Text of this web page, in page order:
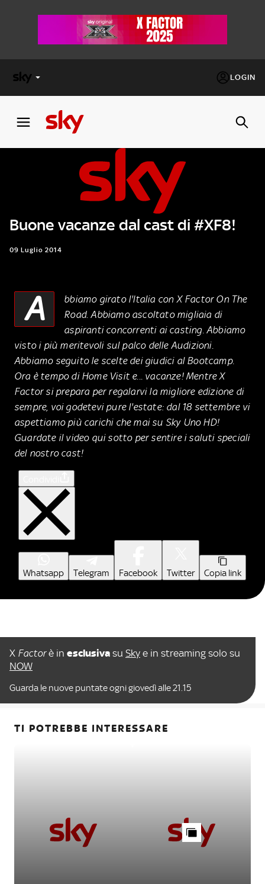
LOGIN
FACTOR
Cos’altro vedere:
PROGRAMMI SKY
SKY.IT
Buone vacanze dal cast di #XF8!
09 Luglio 2014
A
bbiamo girato l'Italia con X Factor On The
Road. Abbiamo ascoltato migliaia di
aspiranti concorrenti ai casting. Abbiamo
visto i più meritevoli sul palco delle Audizioni.
Abbiamo seguito le scelte dei giudici al Bootcamp.
Ora è tempo di Home Visit e... vacanze! Mentre X
Factor si prepara per regalarvi la migliore edizione di
sempre, voi godetevi pure l'estate: dal 18 settembre vi
aspettiamo più carichi che mai su Sky Uno HD!
Guardate il video qui sotto per sentire i saluti speciali
del nostro cast!
Whatsapp Telegram Facebook Twitter Copia link
X Factorè in esclusiva su Sky e in streaming solo su
NOW
Guarda le nuove puntate ogni giovedì alle 21.15
TI POTREBBE INTERESSARE